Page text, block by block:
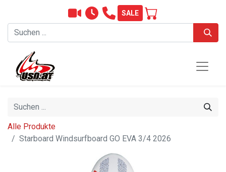
SALE
Alle Produkte
Starboard Windsurfboard GO EVA 3/4 2026